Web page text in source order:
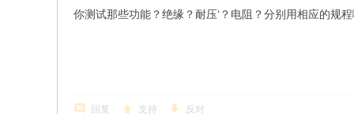
你测试那些功能？绝缘？耐压‘？电阻？分别用相应的规
回复 支持 反对